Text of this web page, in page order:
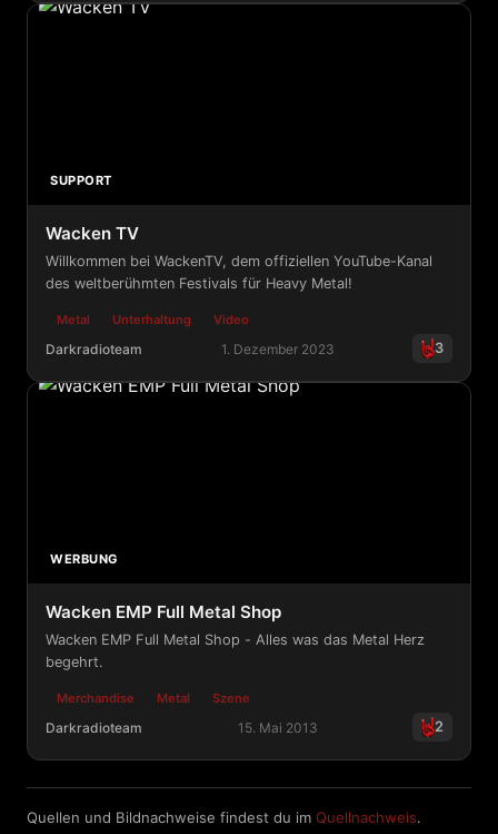
Wacken Open Air 2026
SUPPORT
Wacken TV
Willkommen bei WackenTV, dem offiziellen YouTube-Kanal
des weltberühmten Festivals für Heavy Metal!
Metal Unterhaltung Video
Darkradioteam 1. Dezember 2023 3
Wacken TV
WERBUNG
Wacken EMP Full Metal Shop
Wacken EMP Full Metal Shop - Alles was das Metal Herz
begehrt.
Merchandise Metal Szene
Darkradioteam 15. Mai 2013 2
Quellen und Bildnachweise findest du im Quellnachweis.